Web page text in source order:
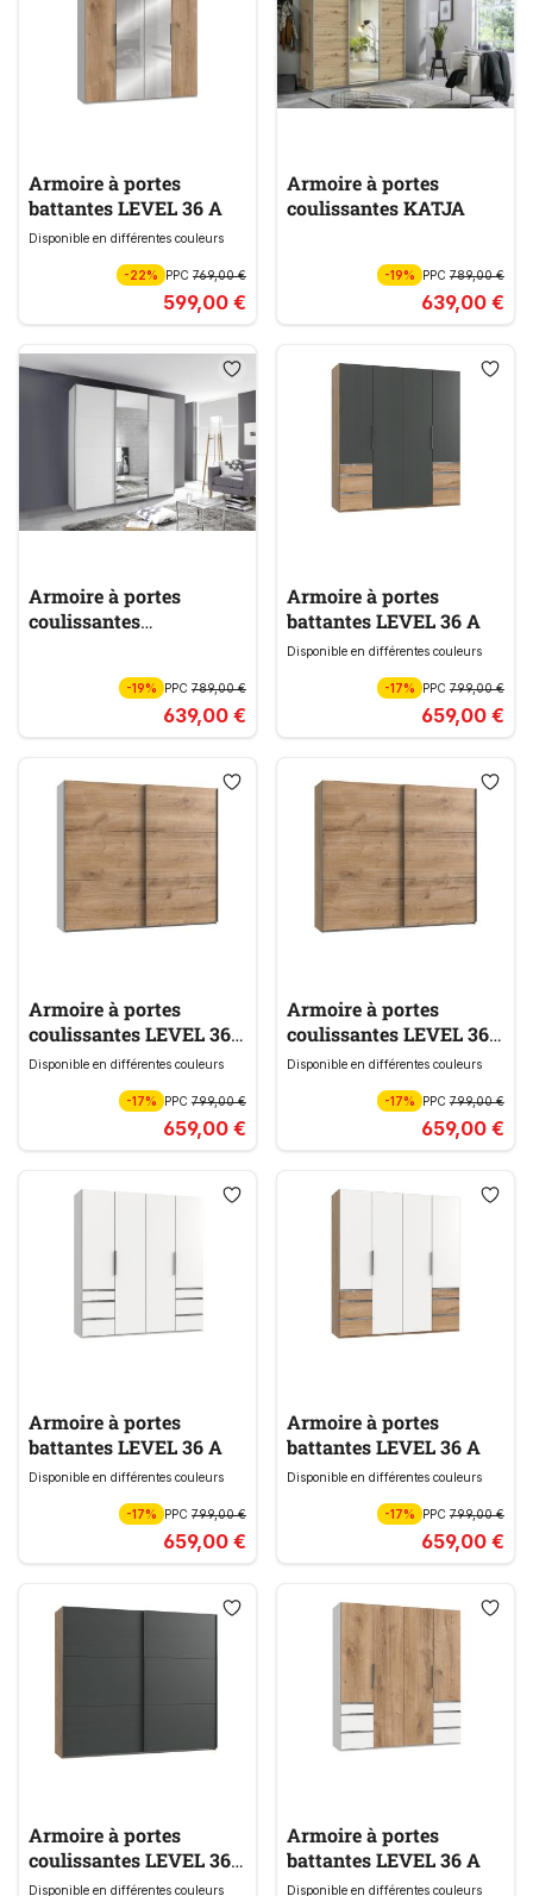
Armoire à portes
battantes LEVEL 36 A
Disponible en différentes couleurs
-22% PPC 769,00 €
599,00 €
Armoire à portes
coulissantes KATJA
-19% PPC789,00 €
639,00 €
Armoire à portes
coulissantes
-19% PPC 789,00 €
639,00 €
Armoire à portes
battantes LEVEL 36 A
Disponible en différentes couleurs
-17% PPC799,00 €
659,00 €
Armoire à portes
coulissantes LEVEL 36
A
Disponible en différentes couleurs
-17% PPC 799,00 €
659,00 €
Armoire à portes
coulissantes LEVEL 36
A
Disponible en différentes couleurs
-17% PPC799,00 €
659,00 €
Armoire à portes
battantes LEVEL 36 A
Disponible en différentes couleurs
-17% PPC 799,00 €
659,00 €
Armoire à portes
battantes LEVEL 36 A
Disponible en différentes couleurs
-17% PPC799,00 €
659,00 €
Armoire à portes
coulissantes LEVEL 36
A
Disponible en différentes couleurs
Armoire à portes
battantes LEVEL 36 A
Disponible en différentes couleurs